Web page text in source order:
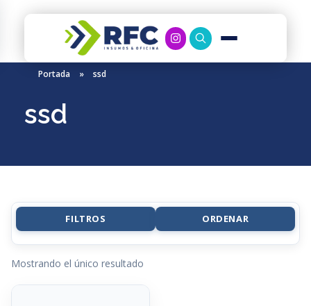
RFC Soluciones
Con 35 años de experiencia, RFC se especializa en muebles de oficina, soluciones tecnológicas y servicio técnico en Río Gallegos. Equipamos espacios de trabajo modernos y eficientes.
Portada » ssd
ssd
FILTROS ORDENAR
Mostrando el único resultado